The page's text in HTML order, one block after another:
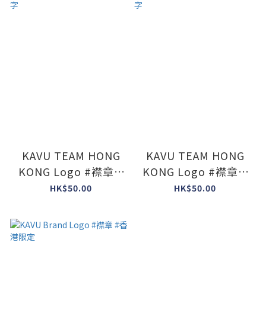
KAVU TEAM HONG
KONG Logo #襟章 #
香港限定 #白底黑字
HK$50.00
KAVU TEAM HONG
KONG Logo #襟章 #
香港限定 #黑底白字
HK$50.00